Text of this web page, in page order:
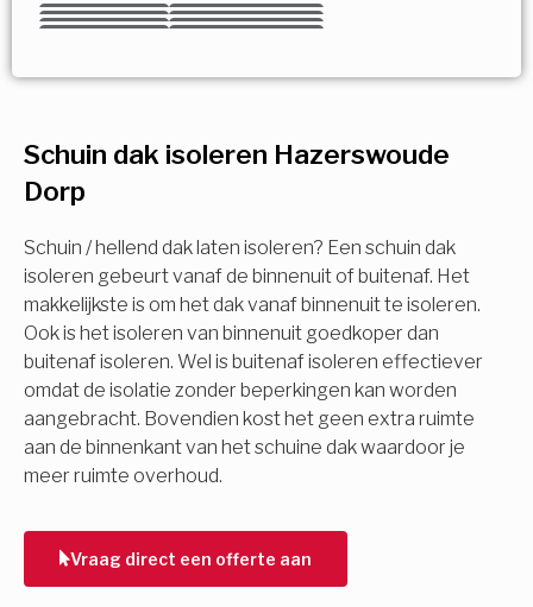
Schuin dak isoleren Hazerswoude
Dorp
Schuin / hellend dak laten isoleren? Een schuin dak
isoleren gebeurt vanaf de binnenuit of buitenaf. Het
makkelijkste is om het dak vanaf binnenuit te isoleren.
Ook is het isoleren van binnenuit goedkoper dan
buitenaf isoleren. Wel is buitenaf isoleren effectiever
omdat de isolatie zonder beperkingen kan worden
aangebracht. Bovendien kost het geen extra ruimte
aan de binnenkant van het schuine dak waardoor je
meer ruimte overhoud.
Vraag direct een offerte aan
Kies uw Isolatiemaatregel
Meerdere keuzes mogelijk
Isolatiemaatregel
Spouwisolatie
Vloerisolatie
Dakisolatie
Gevelisolatie
Vorige Volgende
subsidie!
berekening per mail.
Voornaam
Achternaam